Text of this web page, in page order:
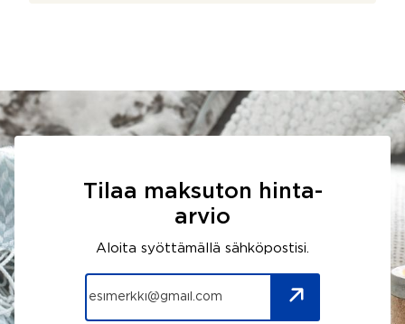
Tilaa maksuton hinta-
arvio
Aloita syöttämällä sähköpostisi.